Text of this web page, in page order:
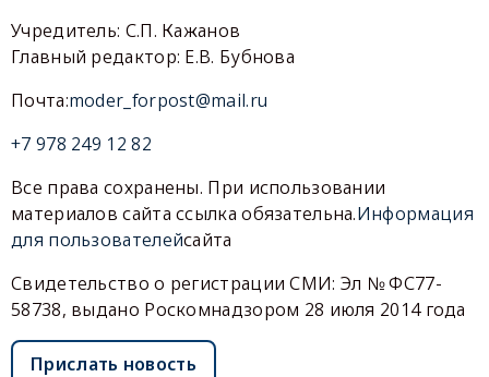
Учредитель: С.П. Кажанов
Главный редактор: Е.В. Бубнова
Почта:moder_forpost@mail.ru
+7 978 249 12 82
Все права сохранены. При использовании
материалов сайта ссылка обязательна.Информация
для пользователейсайта
Свидетельство о регистрации СМИ: Эл № ФС77-
58738, выдано Роскомнадзором 28 июля 2014 года
Прислать новость